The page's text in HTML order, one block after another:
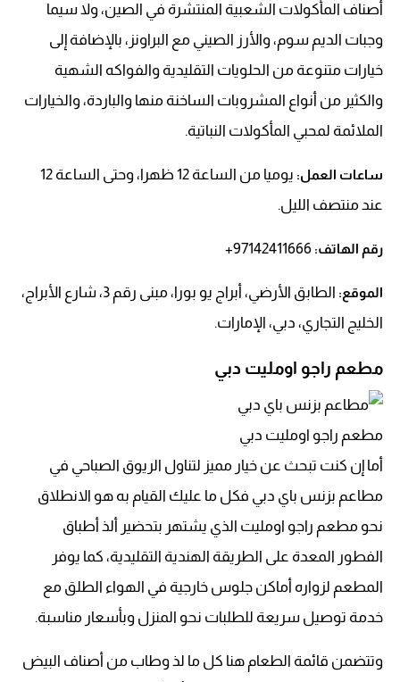
أصناف المأكولات الشعبية المنتشرة في الصين، ولا سيما
وجبات الديم سوم، والأرز الصيني مع البراونز، بالإضافة إلى
خيارات متنوعة من الحلويات التقليدية والفواكه الشهية
والكثير من أنواع المشروبات الساخنة منها والباردة، والخيارات
الملائمة لمحبي المأكولات النباتية.
ساعات العمل:
يوميا من الساعة 12 ظهرا، وحتى الساعة 12
عند منتصف الليل.
رقم الهاتف:
الموقع:
الطابق الأرضي، أبراج يو بورا، مبنى رقم 3، شارع الأبراج،
الخليج التجاري، دبي، الإمارات.
مطعم راجو اومليت دبي
مطعم راجو اومليت دبي
أما إن كنت تبحث عن خيار مميز لتناول الريوق الصباحي في
مطاعم بزنس باي دبي فكل ما عليك القيام به هو الانطلاق
نحو مطعم راجو اومليت الذي يشتهر بتحضير ألذ أطباق
الفطور المعدة على الطريقة الهندية التقليدية، كما يوفر
المطعم لزواره أماكن جلوس خارجية في الهواء الطلق مع
خدمة توصيل سريعة للطلبات نحو المنزل وبأسعار مناسبة.
وتتضمن قائمة الطعام هنا كل ما لذ وطاب من أصناف البيض